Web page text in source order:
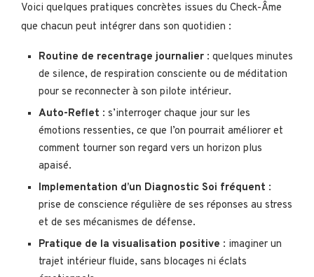
Voici quelques pratiques concrètes issues du Check-Âme
que chacun peut intégrer dans son quotidien :
Routine de recentrage journalier : quelques minutes
de silence, de respiration consciente ou de méditation
pour se reconnecter à son pilote intérieur.
Auto-Reflet : s’interroger chaque jour sur les
émotions ressenties, ce que l’on pourrait améliorer et
comment tourner son regard vers un horizon plus
apaisé.
Implementation d’un Diagnostic Soi fréquent :
prise de conscience régulière de ses réponses au stress
et de ses mécanismes de défense.
Pratique de la visualisation positive : imaginer un
trajet intérieur fluide, sans blocages ni éclats